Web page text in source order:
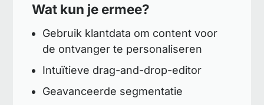
Wat kun je ermee?
Gebruik klantdata om content voor
de ontvanger te personaliseren
Intuïtieve drag-and-drop-editor
Geavanceerde segmentatie